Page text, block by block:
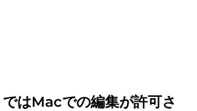
ではMacでの編集が許可さ